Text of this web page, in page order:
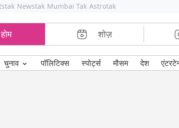
Newstak Mumbai Tak Astrotak
होम शोज़
चुनाव ⌄ पॉलिटिक्स स्पोर्ट्स मौसम देश